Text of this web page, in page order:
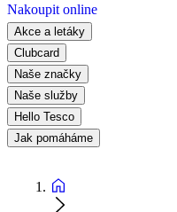
Nakoupit online
Akce a letáky
Clubcard
Naše značky
Naše služby
Hello Tesco
Jak pomáháme